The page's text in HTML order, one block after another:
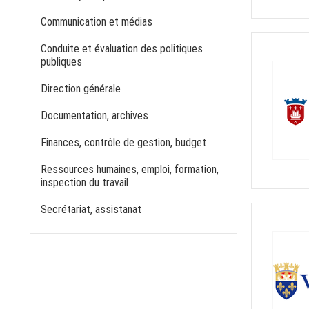
Communication et médias
Conduite et évaluation des politiques
publiques
Direction générale
Documentation, archives
Finances, contrôle de gestion, budget
Ressources humaines, emploi, formation,
inspection du travail
Secrétariat, assistanat